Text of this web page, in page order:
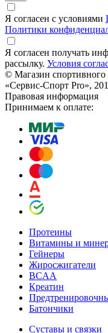
Я согласен с условиями
Политики
Я согласен получать
рассылку. Условия
© Магазин спортивного
«Сервис-Спорт Pro»,
Правовая информация
Принимаем к оплате:
Протеины
Витамины и
Гейнеры
Жиросжигатели
BCAA
Креатин
Батончики
Суставы и связки